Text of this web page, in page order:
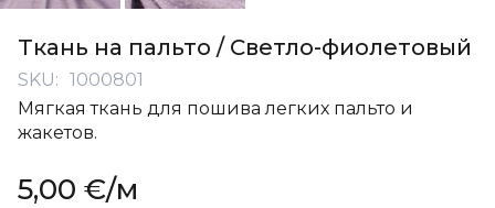
Ткань на пальто / Светло-фиолетовый
SKU
1000801
Мягкая ткань для пошива легких пальто и
жакетов.
5,00 €/м
началу
галереи
изображений